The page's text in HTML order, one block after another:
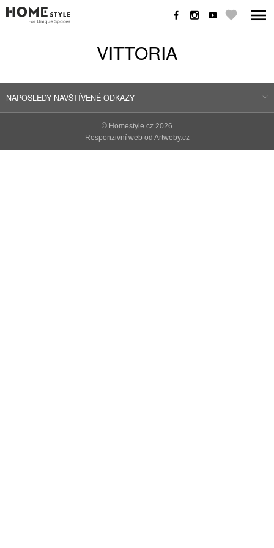
VITTORIA
NAPOSLEDY NAVŠTÍVENÉ ODKAZY
© Homestyle.cz 2026
Responzivní web od Artweby.cz